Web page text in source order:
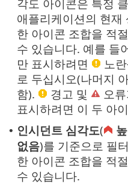
각도 아이콘은 특정
애플리케이션의 현재
한 아이콘 조합을 적
수 있습니다. 예를 들
만 표시하려면
노
로 두십시오(나머지
함).
경고 및
오
표시하려면 이 두 아
• 인시던트 심각도(
없음)를 기준으로 필
한 아이콘 조합을 적
수 있습니다.